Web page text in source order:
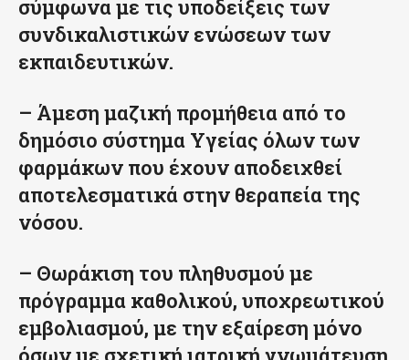
σύμφωνα με τις υποδείξεις των
συνδικαλιστικών ενώσεων των
εκπαιδευτικών.
– Άμεση μαζική προμήθεια από το
δημόσιο σύστημα Υγείας όλων των
φαρμάκων που έχουν αποδειχθεί
αποτελεσματικά στην θεραπεία της
νόσου.
– Θωράκιση του πληθυσμού με
πρόγραμμα καθολικού, υποχρεωτικού
εμβολιασμού, με την εξαίρεση μόνο